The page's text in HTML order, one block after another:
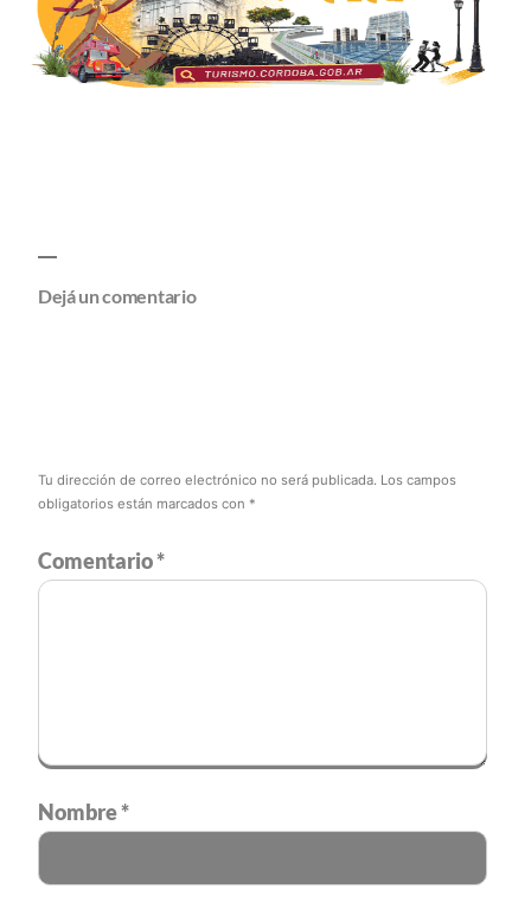
Dejá un comentario
Tu dirección de correo electrónico no será publicada. Los campos
obligatorios están marcados con *
Comentario*
Nombre*